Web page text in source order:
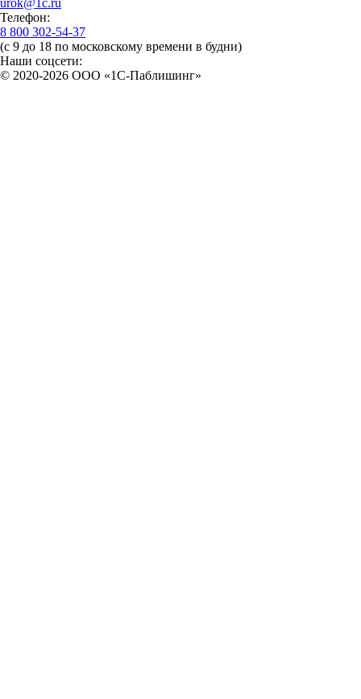
Телефон:
8 800 302-54-37
(с 9 до 18 по московскому времени в будни)
Наши соцсети:
© 2020-2026 OOO «1С-Паблишинг»